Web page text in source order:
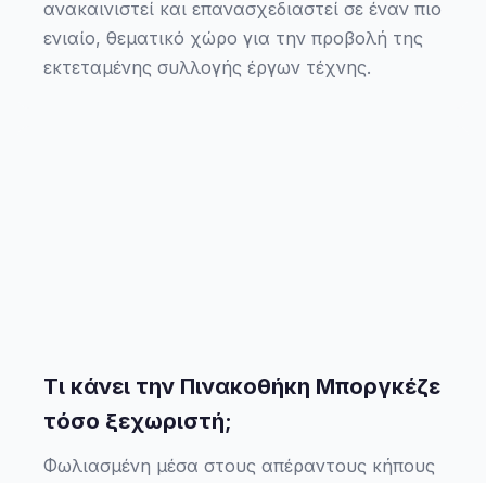
ανακαινιστεί και επανασχεδιαστεί σε έναν πιο
ενιαίο, θεματικό χώρο για την προβολή της
εκτεταμένης συλλογής έργων τέχνης.
Τι κάνει την Πινακοθήκη Μποργκέζε
τόσο ξεχωριστή;
Φωλιασμένη μέσα στους απέραντους κήπους